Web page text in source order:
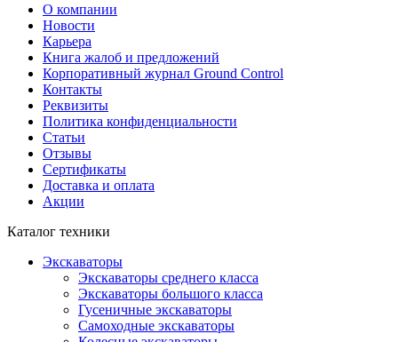
О компании
Новости
Карьера
Книга жалоб и предложений
Корпоративный журнал Ground Control
Контакты
Реквизиты
Политика конфиденциальности
Статьи
Отзывы
Сертификаты
Доставка и оплата
Акции
Каталог техники
Экскаваторы
Экскаваторы среднего класса
Экскаваторы большого класса
Гусеничные экскаваторы
Самоходные экскаваторы